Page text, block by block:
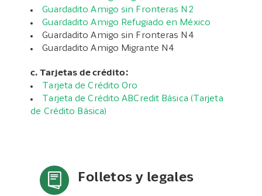
Guardadito Amigo sin Fronteras N2
Guardadito Amigo Refugiado en México
Guardadito Amigo sin Fronteras N4
Guardadito Amigo Migrante N4
c. Tarjetas de crédito:
Tarjeta de Crédito Oro
Tarjeta de Crédito ABCredit Básica (Tarjeta
de Crédito Básica)
Folletos y legales